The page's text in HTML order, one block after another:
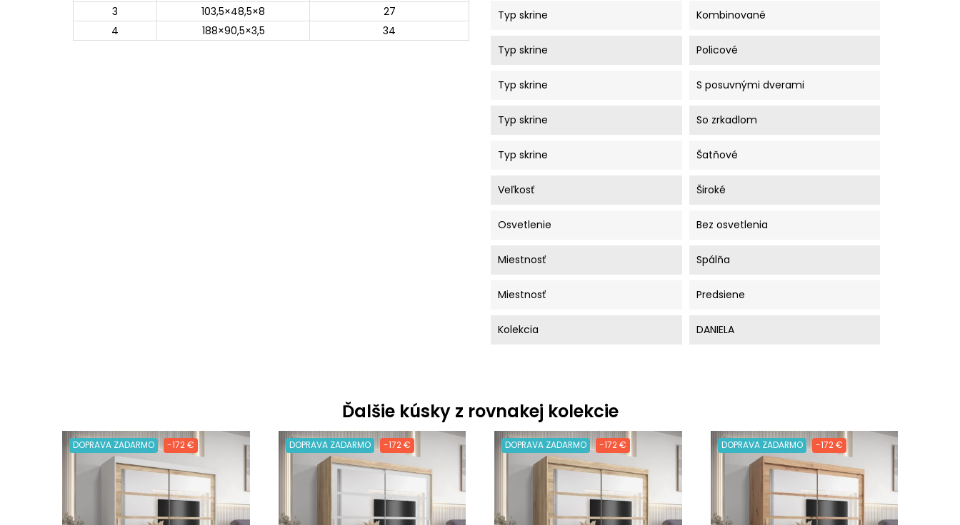
3
103,5×48,5×8
27
4
188×90,5×3,5 34
Typ skrine Kombinované
Typ skrine Policové
Typ skrine S posuvnými dverami
Typ skrine So zrkadlom
Typ skrine Šatňové
Veľkosť Široké
Osvetlenie Bez osvetlenia
Miestnosť Spálňa
Miestnosť Predsiene
Kolekcia DANIELA
Ďalšie kúsky z rovnakej kolekcie
DOPRAVA ZADARMO -172 € DOPRAVA ZADARMO -172 € DOPRAVA ZADARMO -172 € DOPRAVA ZADARMO -172 €